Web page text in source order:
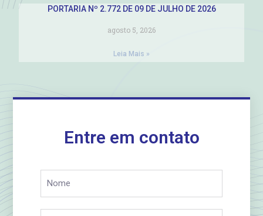
PORTARIA Nº 2.772 DE 09 DE JULHO DE 2026
agosto 5, 2026
Leia Mais »
Entre em contato